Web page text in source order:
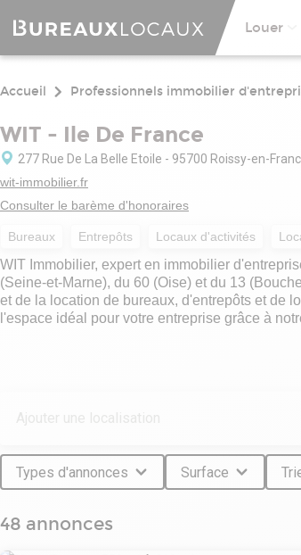
Louer
Accueil Professionnels immobilier
WIT - Ile De France
277 Rue De La Belle Etoile - 95700 Roissy-en-
wit-immobilier.fr
Consulter le barème d'honoraires
Bureaux Entrepôts Locaux d'activités
WIT Immobilier, expert en immobilier
(Seine-et-Marne), du 60 (Oise) et du 13
et de la location de bureaux, d'entrepôts et de
l'espace idéal pour votre entreprise grâce à
Types d'annonces Surface
48 annonces